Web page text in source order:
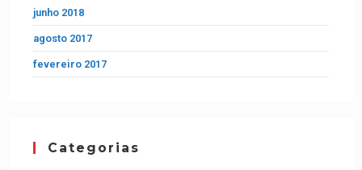
junho 2018
agosto 2017
fevereiro 2017
Categorias